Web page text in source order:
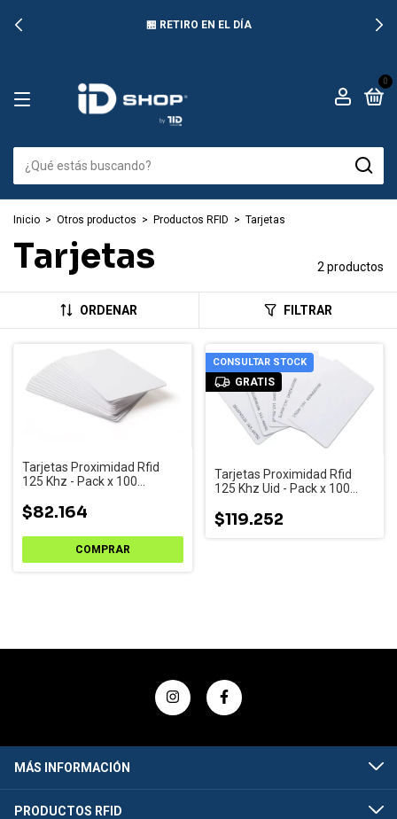
🏪 RETIRO EN EL DÍA
0
Inicio > Otros productos > Productos RFID > Tarjetas
Tarjetas 2 productos
ORDENAR FILTRAR
Tarjetas Proximidad Rfid
125 Khz - Pack x 100
$82.164
CONSULTAR STOCK
GRATIS
Tarjetas Proximidad Rfid
125 Khz Uid - Pack x 100
$119.252
MÁS INFORMACIÓN
PRODUCTOS RFID